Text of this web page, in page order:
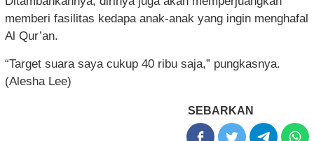
memberi fasilitas kedapa anak-anak yang ingin menghafal
Al Qur’an.
“Target suara saya cukup 40 ribu saja,” pungkasnya.
(Alesha Lee)
SEBARKAN